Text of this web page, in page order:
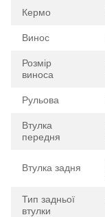
Кермо
Винос
Розмір
виноса
Рульова
Втулка
передня
Втулка задня
Тип задньої
втулки